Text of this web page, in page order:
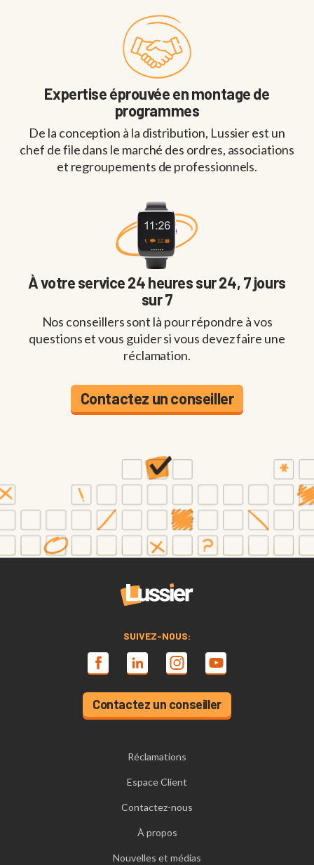
Expertise éprouvée en montage de
programmes
De la conception à la distribution, Lussier est un
chef de file dans le marché des ordres, associations
et regroupements de professionnels.
À votre service 24 heures sur 24, 7 jours
sur 7
Nos conseillers sont là pour répondre à vos
questions et vous guider si vous devez faire une
réclamation.
Contactez un conseiller
SUIVEZ-NOUS:
Contactez un conseiller
Réclamations
Espace Client
Contactez-nous
À propos
Nouvelles et médias